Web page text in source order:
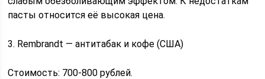
пасты относится её высокая цена.
3. Rembrandt — антитабак и кофе (США)
Стоимость: 700-800 рублей.